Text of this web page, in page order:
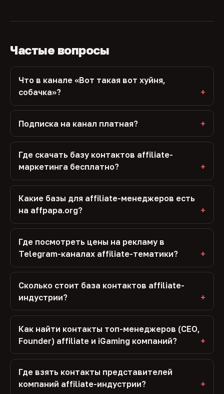
Частые вопросы
Что в канале «Вот такая вот хуйня,
собачка»?
Подписка на канал платная?
Где скачать базу контактов affiliate-
маркетинга бесплатно?
Какие базы для affiliate-менеджеров есть
на affpapa.org?
Где посмотреть цены на рекламу в
Telegram-каналах affiliate-тематики?
Сколько стоит база контактов affiliate-
индустрии?
Как найти контакты топ-менеджеров (CEO,
Founder) affiliate и iGaming компаний?
Где взять контакты представителей
компаний affiliate-индустрии?